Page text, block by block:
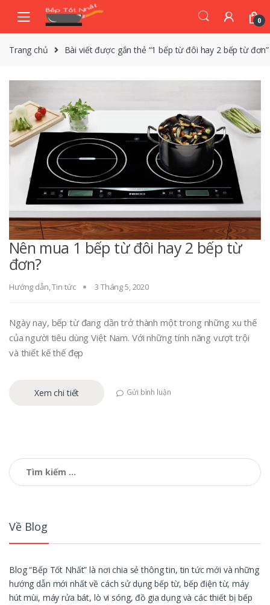
navigation
content
0
Trang chủ Bài viết được gắn thẻ “1 bếp từ đôi hay 2 bếp từ đơn”
Nên mua 1 bếp từ đôi hay 2 bếp từ
đơn?
Hướng dẫn,Tin tức 3 Tháng 5, 2020
Ngày nay, bếp từ đang dần trở thành một trong những xu thế
của người tiêu dùng Việt Nam. Với những tính năng vượt trội
và thiết kế thế đẹp
Xem chi tiết Gửi bình luận
Tìm
kiếm
cho:
Về Blog
Blog “Bếp Tốt Nhất” là nơi chia sẻ thông tin, tin tức mới và những
hướng dẫn mới nhất về cách sử dụng bếp từ, bếp điện từ, máy
hút mùi, máy rửa bát, lò vi sóng, đồ gia dụng và các thiết bị bếp